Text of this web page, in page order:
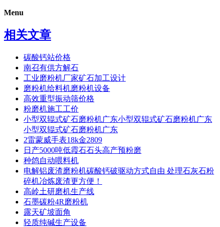
Menu
相关文章
碳酸钙站价格
南召有供方解石
工业磨粉机厂家矿石加工设计
磨粉机给料机磨粉机设备
高效重型振动筛价格
粉磨机施工工价
小型双辊式矿石磨粉机广东小型双辊式矿石磨粉机广东
小型双辊式矿石磨粉机广东
2雷蒙威手表18k金2809
日产5000吨低霞石石头高产预粉磨
种鸽自动喂料机
电解铝废渣磨粉机碳酸钙破驱动方式自由 处理石灰石粉
碎机冶炼废渣更方便！
高岭土研磨机生产线
石墨碳粉4R磨粉机
露天矿坡面角
轻质纯碱生产设备